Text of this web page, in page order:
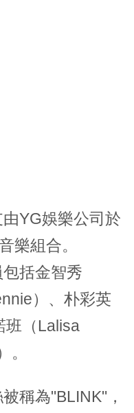
YG娛樂公司於
樂組合。
括金智秀
）、朴彩英
班（Lalisa
。
稱為"BLINK"，